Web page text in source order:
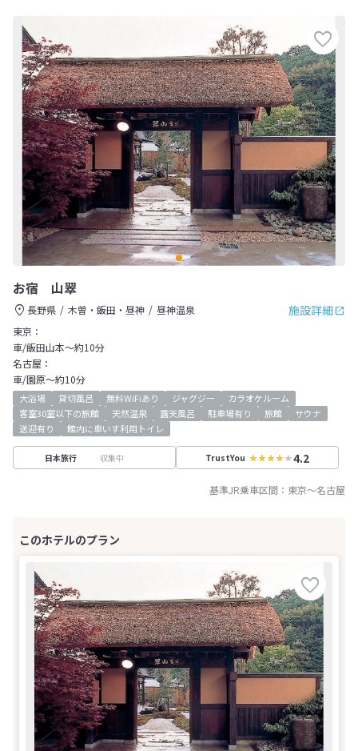
お宿 山翠
施設詳細
長野県 木曽・飯田・昼神
昼神温泉
東京：
車/飯田山本～約10分
名古屋：
車/園原～約10分
大浴場 貸切風呂 無料WiFiあり ジャグジー
カラオケルーム
客室30室以下の旅館
天然温泉 露天風呂 駐車場有り 旅館
サウナ
送迎有り
館内に車いす利用トイレ
日本旅行 収集中 TrustYou 4.2
基準JR乗車区間： 東京～名古屋